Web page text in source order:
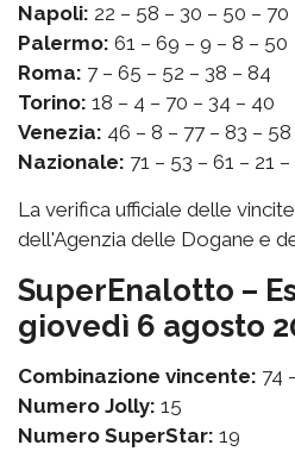
Napoli: 22 – 58 – 30 – 50 – 70
Palermo: 61 – 69 – 9 – 8 – 50
Roma: 7 – 65 – 52 – 38 – 84
Torino: 18 – 4 – 70 – 34 – 40
Venezia: 46 – 8 – 77 – 83 – 58
Nazionale: 71 – 53 – 61 – 21
La verifica ufficiale delle
dell'Agenzia delle Dogane e
SuperEnalotto –
giovedì 6 agosto
Combinazione vincente: 74
Numero Jolly: 15
Numero SuperStar: 19